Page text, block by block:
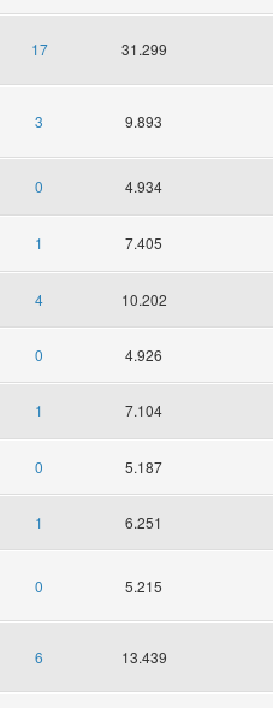
17 31.299
3 9.893
0 4.934
1 7.405
4 10.202
0 4.926
1 7.104
0 5.187
1 6.251
0 5.215
6 13.439